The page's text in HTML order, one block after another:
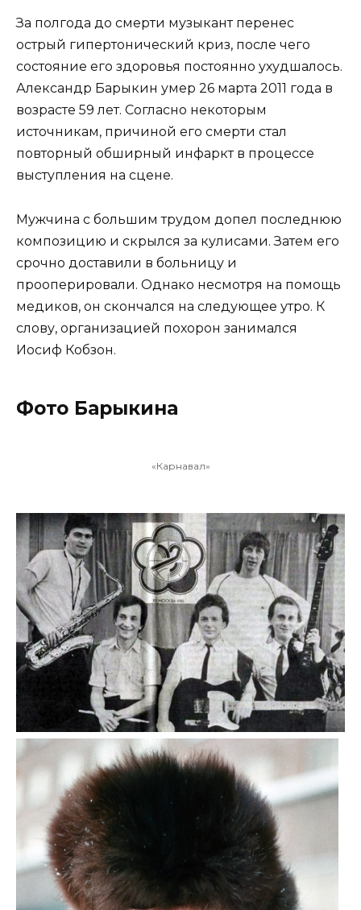
За полгода до смерти музыкант перенес
острый гипертонический криз, после чего
состояние его здоровья постоянно ухудшалось.
Александр Барыкин умер 26 марта 2011 года в
возрасте 59 лет. Согласно некоторым
источникам, причиной его смерти стал
повторный обширный инфаркт в процессе
выступления на сцене.
Мужчина с большим трудом допел последнюю
композицию и скрылся за кулисами. Затем его
срочно доставили в больницу и
прооперировали. Однако несмотря на помощь
медиков, он скончался на следующее утро. К
слову, организацией похорон занимался
Иосиф Кобзон.
Фото Барыкина
«Карнавал»